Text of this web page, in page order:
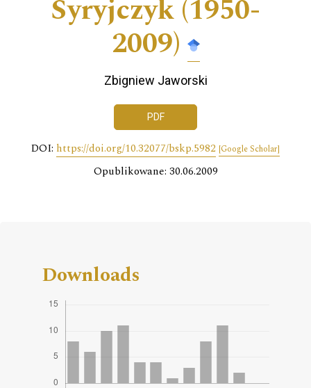
Syryjczyk (1950-
2009)
Zbigniew Jaworski
PDF
DOI: https://doi.org/10.32077/bskp.5982 [Google Scholar]
Opublikowane: 30.06.2009
Downloads